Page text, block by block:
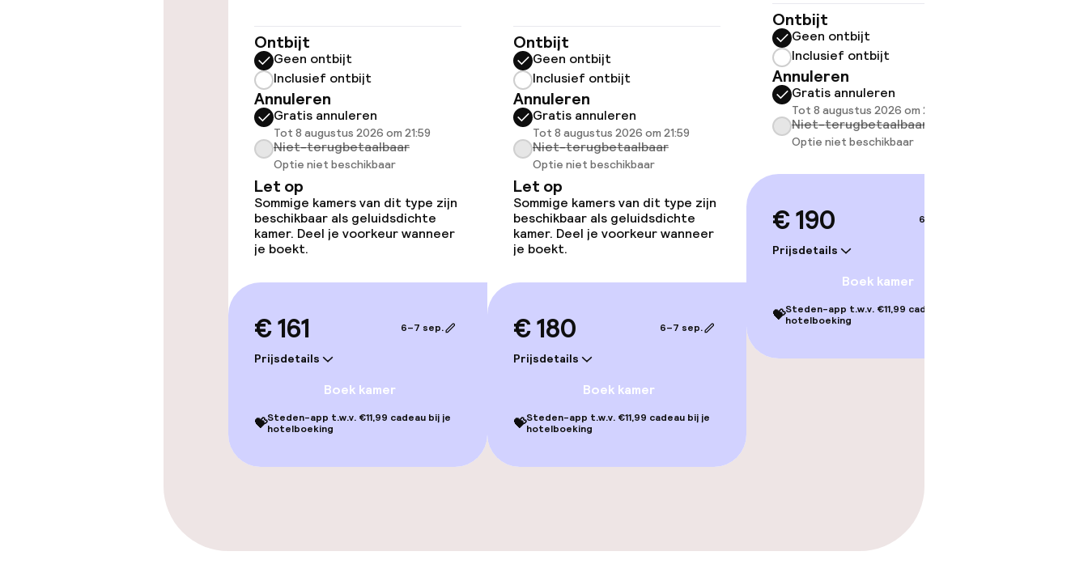
Entertainment
Gratis wifi
Eet- en drinkdiensten
Ontbijtbuffet
Schoonmaakvoorzieningen
Beleid
feesten niet toegestaan
Ontbijt
Geen ontbijt
Inclusief ontbijt
Annuleren
Gratis annuleren
Tot 8 augustus 2026 om 21:59
Niet-terugbetaalbaar
Optie niet beschikbaar
Let op
Sommige kamers van dit type zijn
beschikbaar als geluidsdichte
kamer. Deel je voorkeur wanneer
je boekt.
€ 161
Prijsdetails
6–7 sep.
Boek kamer
💝Steden-app t.w.v. €11,99 cadeau bij je
hotelboeking
Ontbijt
Geen ontbijt
Inclusief ontbijt
Annuleren
Gratis annuleren
Tot 8 augustus 2026 om 21:59
Niet-terugbetaalbaar
Optie niet beschikbaar
Let op
Sommige kamers van dit type zijn
beschikbaar als geluidsdichte
kamer. Deel je voorkeur wanneer
je boekt.
€ 180
Prijsdetails
6–7 sep.
Boek kamer
💝Steden-app t.w.v. €11,99 cadeau bij je
hotelboeking
Ontbijt
Geen ontbijt
Inclusief ontbijt
Annuleren
Gratis annuleren
Tot 8 augustus 2026 om 21:59
Niet-terugbetaalbaar
Optie niet beschikbaar
€ 190
Prijsdetails
6–7 sep.
Boek kamer
💝Steden-app t.w.v. €11,99 cadeau bij je
hotelboeking